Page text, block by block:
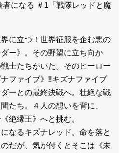
になる ＃1「戦隊レッドと魔
に立つ！世界征服を企む悪の
ー》。その野望に立ち向か
士たちがいた。そのヒーロー
ファイブ》‼キズナファイブ
ーとの最終決戦へ。壮絶な戦
たち。４人の想いを背に、
絶縁王》へと挑む。
なるキズナレッド。命を落と
だが、気が付くとそこは《未